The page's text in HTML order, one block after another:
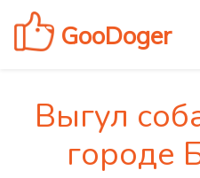
GooDoger
Выгул
городе